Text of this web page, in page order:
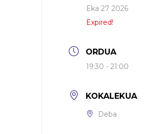
Eka 27 2026
Expired!
ORDUA
19:30 - 21:00
KOKALEKUA
Deba